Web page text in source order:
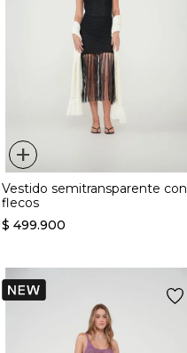
+
Vestido semitransparente con
flecos
$ 499.900